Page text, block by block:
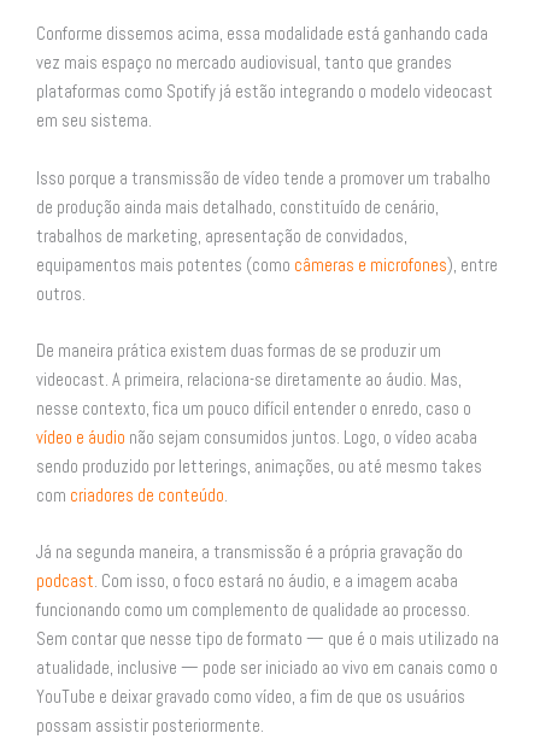
Conforme dissemos acima, essa modalidade está ganhando cada
vez mais espaço no mercado audiovisual, tanto que grandes
plataformas como Spotify já estão integrando o modelo videocast
em seu sistema.
Isso porque a transmissão de vídeo tende a promover um trabalho
de produção ainda mais detalhado, constituído de cenário,
trabalhos de marketing, apresentação de convidados,
equipamentos mais potentes (como câmeras e microfones), entre
outros.
De maneira prática existem duas formas de se produzir um
videocast. A primeira, relaciona-se diretamente ao áudio. Mas,
nesse contexto, fica um pouco difícil entender o enredo, caso o
vídeo e áudio não sejam consumidos juntos. Logo, o vídeo acaba
sendo produzido por letterings, animações, ou até mesmo takes
com criadores de conteúdo.
Já na segunda maneira, a transmissão é a própria gravação do
podcast. Com isso, o foco estará no áudio, e a imagem acaba
funcionando como um complemento de qualidade ao processo.
Sem contar que nesse tipo de formato — que é o mais utilizado na
atualidade, inclusive — pode ser iniciado ao vivo em canais como o
YouTube e deixar gravado como vídeo, a fim de que os usuários
possam assistir posteriormente.